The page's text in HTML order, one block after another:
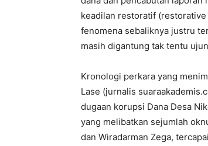
keadilan restoratif
fenomena sebaliknya justru
masih digantung tak tentu
Kronologi perkara yang
Lase (jurnalis
dugaan korupsi Dana Desa
yang melibatkan sejumlah
dan Wiradarman Zega,